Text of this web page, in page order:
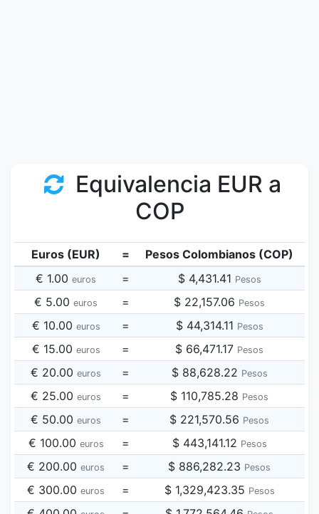
Equivalencia EUR a
COP
Euros (EUR) =
Pesos Colombianos (COP)
€ 1.00 euros = $ 4,431.41 Pesos
€ 5.00 euros = $ 22,157.06 Pesos
€ 10.00 euros = $ 44,314.11 Pesos
€ 15.00 euros = $ 66,471.17 Pesos
€ 20.00 euros = $ 88,628.22 Pesos
€ 25.00 euros = $ 110,785.28 Pesos
€ 50.00 euros = $ 221,570.56 Pesos
€ 100.00 euros = $ 443,141.12 Pesos
€ 200.00 euros = $ 886,282.23 Pesos
€ 300.00 euros = $ 1,329,423.35 Pesos